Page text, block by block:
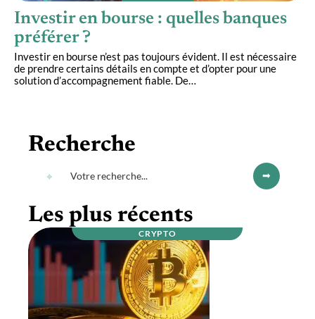
Investir en bourse : quelles banques
préférer ?
Investir en bourse n’est pas toujours évident. Il est nécessaire
de prendre certains détails en compte et d’opter pour une
solution d’accompagnement fiable. De…
Recherche
Les plus récents
CRYPTO